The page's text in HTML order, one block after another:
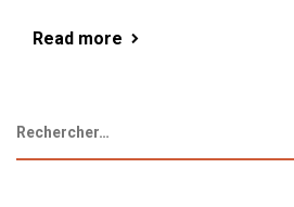
Read more